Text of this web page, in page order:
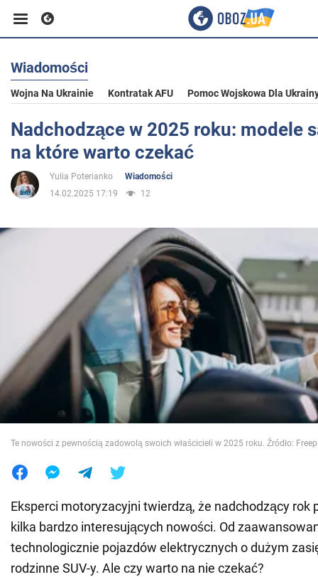
Biznes
Sport
Rozrywka
Społeczeństwo
Wojna na Ukrainie
Świat
Jedzenie
Wiadomości
Wojna Na Ukrainie Kontratak AFU Pomoc Wojskowa Dla
Nadchodzące w 2025 roku: modele
na które warto czekać
Yulia Poterianko
Wiadomości
14.02.2025 17:19
12
Te nowości z pewnością zadowolą swoich właścicieli w 2025 roku. Źródło:
Eksperci motoryzacyjni twierdzą, że nadchodzący rok
kilka bardzo interesujących nowości. Od
technologicznie pojazdów elektrycznych o dużym
rodzinne SUV-y. Ale czy warto na nie czekać?